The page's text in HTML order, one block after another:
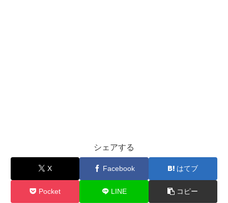
シェアする
X Facebook はてブ
Pocket LINE コピー